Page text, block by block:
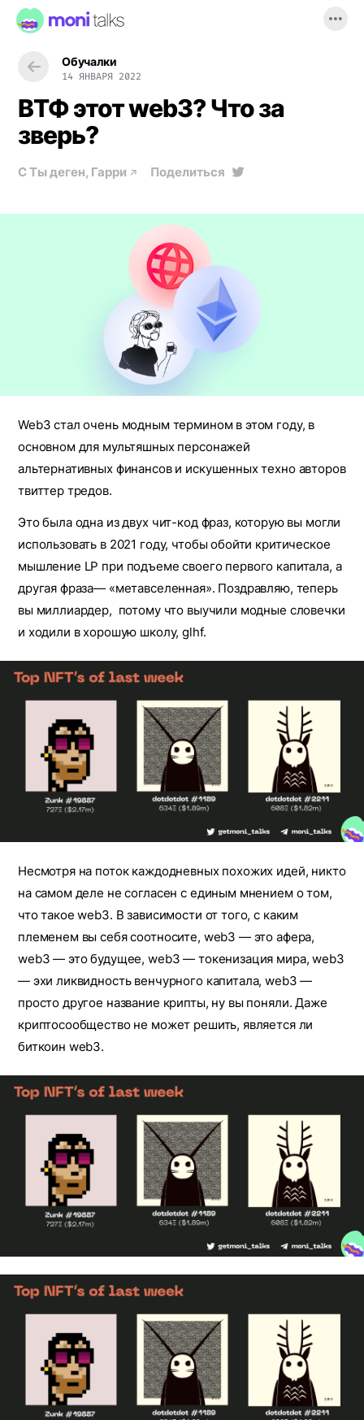
Обучалки
14 ЯНВАРЯ 2022
ВТФ этот web3? Что за
зверь?
СТы деген, Гарри Поделиться
Web3 стал очень модным термином в этом году, в
основном для мультяшных персонажей
альтернативных финансов и искушенных техно авторов
твиттер тредов.
Это была одна из двух чит-код фраз, которую вы могли
использовать в 2021 году, чтобы обойти критическое
мышление LP при подъеме своего первого капитала, а
другая фраза— «метавселенная». Поздравляю, теперь
вы миллиардер, потому что выучили модные словечки
и ходили в хорошую школу, glhf.
Несмотря на поток каждодневных похожих идей, никто
на самом деле не согласен с единым мнением о том,
что такое web3. В зависимости от того, с каким
племенем вы себя соотносите, web3 — это афера,
web3 — это будущее, web3 — токенизация мира, web3
— эхи ликвидность венчурного капитала, web3 —
просто другое название крипты, ну вы поняли. Даже
криптосообщество не может решить, является ли
биткоин web3.